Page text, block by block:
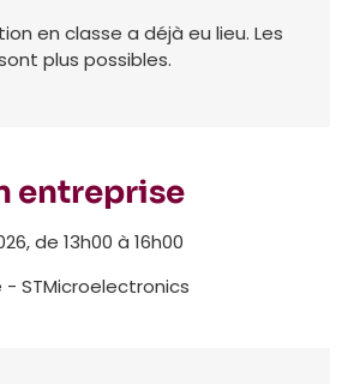
en classe a déjà eu lieu. Les
plus possibles.
entreprise
de 13h00 à 16h00
STMicroelectronics